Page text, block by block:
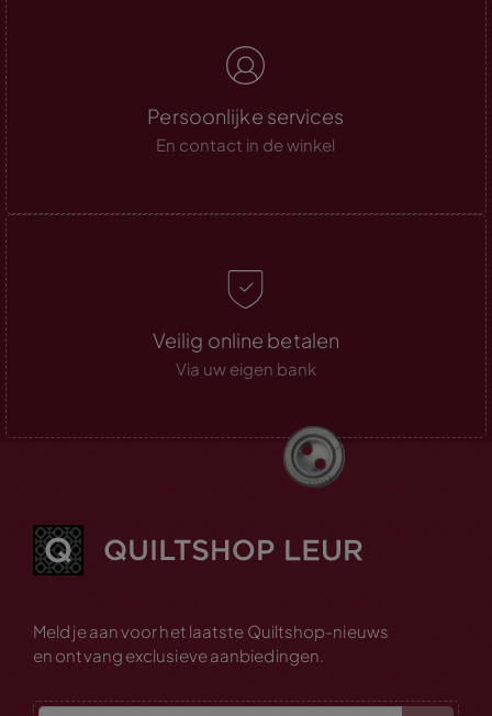
Persoonlijke services
En contact in de winkel
Veilig online betalen
Via uw eigen bank
Meld je aan voor het laatste Quiltshop-nieuws
en ontvang exclusieve aanbiedingen.